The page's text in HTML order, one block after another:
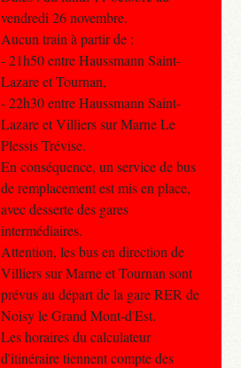
vendredi 26 novembre.
Aucun train à partir de :
- 21h50 entre Haussmann Saint-
Lazare et Tournan,
- 22h30 entre Haussmann Saint-
Lazare et Villiers sur Marne Le
Plessis Trévise.
En conséquence, un service de bus
de remplacement est mis en place,
avec desserte des gares
intermédiaires.
Attention, les bus en direction de
Villiers sur Marne et Tournan sont
prévus au départ de la gare RER de
Noisy le Grand Mont-d'Est.
Les horaires du calculateur
d'itinéraire tiennent compte des